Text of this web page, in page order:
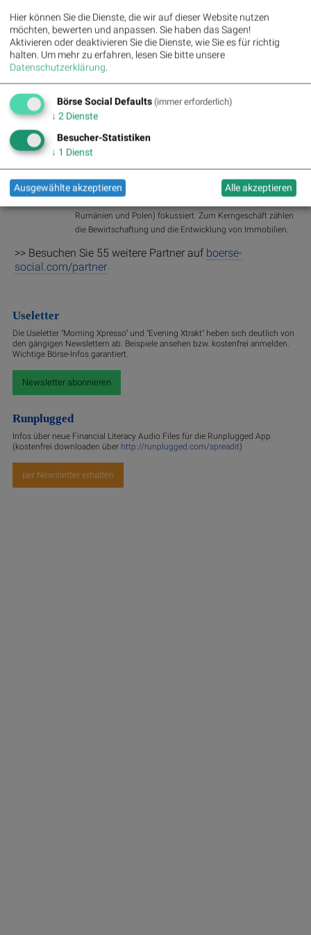
Adisa,BTV AG,BKS Bank Stamm,Kapsch TrafficCom,Amag,
DO&CO,CPI Europe AG, Telekom Austria,UBM,SAP,Henkel
Bayer,Fresenius Medical Care,BASF,Deutsche Boerse,Fresenius
Hannover Rück,DAIMLER TRUCK HLD...,Rheinmetall
Random Partner
CPI Europe AG
Einzelhandel und Büro in sieben Kernmärkten in Europa
Rumänien und Polen) fokussiert. Zum Kerngeschäft zählen
die Bewirtschaftung und die Entwicklung von Immobilien.
>> Besuchen Sie 55 weitere Partner auf boerse-
social.com/partner
Useletter
Die Useletter "Morning Xpresso" und "Evening Xtrakt" heben sich deutlich von
den gängigen Newslettern ab. Beispiele ansehen bzw. kostenfrei anmelden.
Wichtige Börse-Infos garantiert.
Newsletter abonnieren
Runplugged
Infos über neue Financial Literacy Audio Files für die Runplugged App
(kostenfrei downloaden über http://runplugged.com/spreadit)
per Newsletter erhalten
Hier können Sie die Dienste, die wir auf dieser Website nutzen
möchten, bewerten und anpassen. Sie haben das Sagen!
Aktivieren oder deaktivieren Sie die Dienste, wie Sie es für richtig
halten. Um mehr zu erfahren, lesen Sie bitte unsere
Datenschutzerklärung.
Börse Social Defaults (immer erforderlich)
↓ 2 Dienste
Besucher-Statistiken
↓ 1 Dienst
Ausgewählte akzeptieren Alle akzeptieren